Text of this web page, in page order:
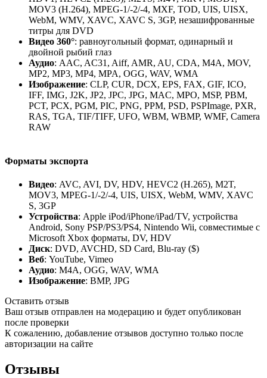
MOV3 (H.264), MPEG-1/-2/-4, MXF, TOD, UIS, UISX,
WebM, WMV, XAVC, XAVC S, 3GP, незашифрованные
титры для DVD
Видео 360°: равноугольный формат, одинарный и
двойной рыбий глаз
Аудио: AAC, AC31, Aiff, AMR, AU, CDA, M4A, MOV,
MP2, MP3, MP4, MPA, OGG, WAV, WMA
Изображение: CLP, CUR, DCX, EPS, FAX, GIF, ICO,
IFF, IMG, J2K, JP2, JPC, JPG, MAC, MPO, MSP, PBM,
PCT, PCX, PGM, PIC, PNG, PPM, PSD, PSPImage, PXR,
RAS, TGA, TIF/TIFF, UFO, WBM, WBMP, WMF, Camera
RAW
Форматы экспорта
Видео: AVC, AVI, DV, HDV, HEVC2 (H.265), M2T,
MOV3, MPEG-1/-2/-4, UIS, UISX, WebM, WMV, XAVC
S, 3GP
Устройства: Apple iPod/iPhone/iPad/TV, устройства
Android, Sony PSP/PS3/PS4, Nintendo Wii, совместимые с
Microsoft Xbox форматы, DV, HDV
Диск: DVD, AVCHD, SD Card, Blu-ray ($)
Веб: YouTube, Vimeo
Аудио: M4A, OGG, WAV, WMA
Изображение: BMP, JPG
Оставить отзыв
Ваш отзыв отправлен на модерацию и будет опубликован
после проверки
К сожалению, добавление отзывов доступно только после
авторизации на сайте
Отзывы